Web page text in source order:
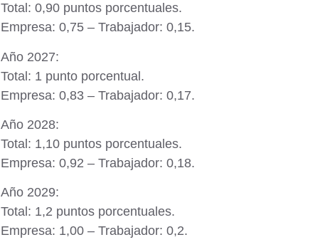
Total: 0,90 puntos porcentuales.
Empresa: 0,75 – Trabajador: 0,15.
Año 2027:
Total: 1 punto porcentual.
Empresa: 0,83 – Trabajador: 0,17.
Año 2028:
Total: 1,10 puntos porcentuales.
Empresa: 0,92 – Trabajador: 0,18.
Año 2029:
Total: 1,2 puntos porcentuales.
Empresa: 1,00 – Trabajador: 0,2.